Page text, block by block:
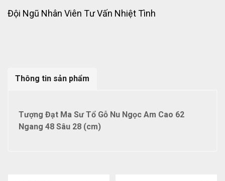
Đội Ngũ Nhân Viên Tư Vấn Nhiệt Tình
Thông tin sản phẩm
Tượng Đạt Ma Sư Tổ Gỗ Nu Ngọc Am Cao 62
Ngang 48 Sâu 28 (cm)